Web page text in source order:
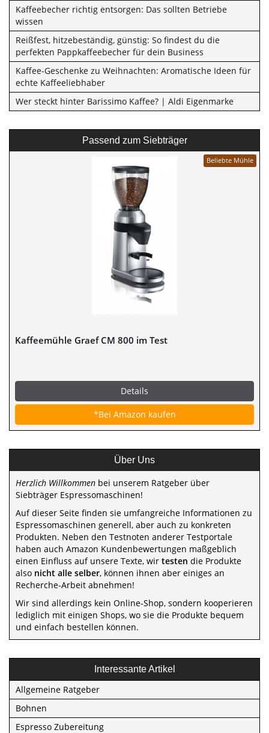
Kaffeebecher richtig entsorgen: Das sollten Betriebe
wissen
Reißfest, hitzebeständig, günstig: So findest du die
perfekten Pappkaffeebecher für dein Business
Kaffee-Geschenke zu Weihnachten: Aromatische Ideen für
echte Kaffeeliebhaber
Wer steckt hinter Barissimo Kaffee? | Aldi Eigenmarke
Passend zum Siebträger
Beliebte Mühle
Kaffeemühle Graef CM 800 im Test
Details
*Bei Amazon kaufen
Über Uns
Herzlich Willkommen bei unserem Ratgeber über
Siebträger Espressomaschinen!
Auf dieser Seite finden sie umfangreiche Informationen zu
Espressomaschinen generell, aber auch zu konkreten
Produkten. Neben den Testnoten anderer Testportale
haben auch Amazon Kundenbewertungen maßgeblich
einen Einfluss auf unsere Texte, wir testen die Produkte
also nicht alle selber, können ihnen aber einiges an
Recherche-Arbeit abnehmen!
Wir sind allerdings kein Online-Shop, sondern kooperieren
lediglich mit einigen Shops, wo sie die Produkte bequem
und einfach bestellen können.
Interessante Artikel
Allgemeine Ratgeber
Bohnen
Espresso Zubereitung